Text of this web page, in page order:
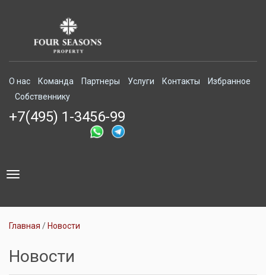
О нас Команда Партнеры Услуги Контакты
Избранное
Собственнику
+7(495) 1-3456-99
Toggle
Главная Новости
Новости